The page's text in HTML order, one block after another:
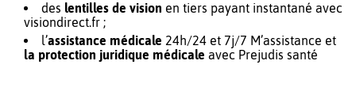
des lentilles de vision en tiers payant instantané avec
visiondirect.fr ;
l’assistance médicale 24h/24 et 7j/7 M’assistance et
la protection juridique médicale avec Prejudis santé